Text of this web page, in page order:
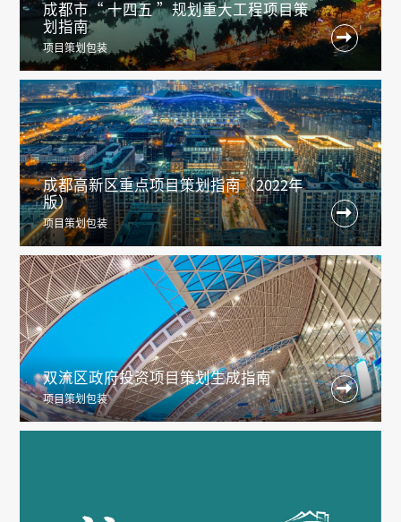
成都市“ 十四五 ”规划重大工程项目策
划指南
项目策划包装

成都高新区重点项目策划指南（2022年
版）
项目策划包装

双流区政府投资项目策划生成指南
项目策划包装
